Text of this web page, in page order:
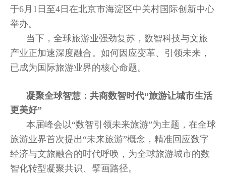
于6月1日至4日在北京市海淀区中关村国际创新中心
举办。
当下，全球旅游业强劲复苏，数智科技与文旅
产业正加速深度融合。如何因应变革、引领未来，
已成为国际旅游业界的核心命题。
凝聚全球智慧：共商数智时代“旅游让城市生活
更美好”
本届峰会以“数智引领未来旅游”为主题，在全球
旅游业界首次提出“未来旅游”概念，精准回应数字
经济与文旅融合的时代呼唤，为全球旅游城市的数
智化转型凝聚共识、擘画路径。